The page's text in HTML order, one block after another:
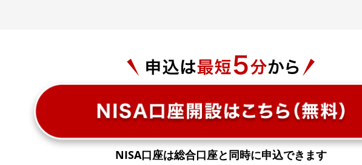
NISA口座は総合口座と同時に申込できます